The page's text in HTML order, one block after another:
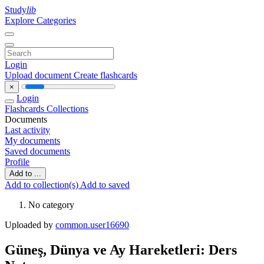
Studylib
Explore Categories
Login
Upload document Create flashcards
×
Login
Flashcards Collections
Documents
Last activity
My documents
Saved documents
Profile
Add to ...
Add to collection(s) Add to saved
No category
Uploaded by common.user16690
Güneş, Dünya ve Ay Hareketleri: Ders